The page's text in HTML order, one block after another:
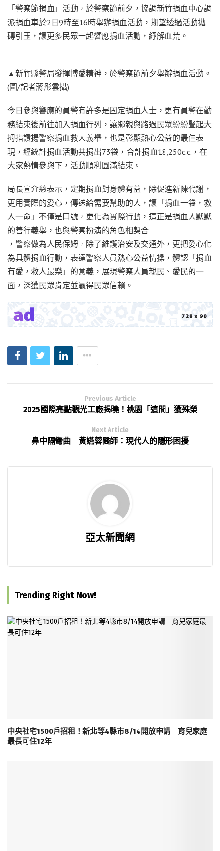
「警察節捐血」活動，於警察節前夕，協調新竹捐血中心調
派捐血車於2日9時至16時舉辦捐血活動，期望透過活動拋
磚引玉，讓更多民眾一起響應捐血活動，紓解血荒。
▲新竹縣警局發揮博愛精神，於警察節前夕舉辦捐血活動。
(圖/記者蔣彤雲攝)
今日參與響應的員警有許多是固定捐血人士，更有員警在勤
務結束後前往加入捐血行列，讓鄉親與路過民眾紛紛豎起大
拇指讚揚警察捐血救人義舉，也是彰顯熱心公益的最佳表
現，經統計捐血活動共捐出73袋，合計捐血18,250c.c.，在
大家熱情參與下，活動順利圓滿結束。
局長宣介慈表示，定期捐血對身體有益，除促進新陳代謝，
更用實際的愛心，傳送給需要幫助的人，讓「捐血一袋，救
人一命」不僅是口號，更化為實際行動，這正是捐血人默默
的善行義舉，也與警察扮演的角色相契合
，警察做為人民保姆，除了維護治安及交通外，更把愛心化
為具體捐血行動，表達警察人員熱心公益情操，體認「捐血
有愛，救人最樂」的意義，展現警察人員親民、愛民的一
面，深獲民眾肯定並贏得民眾信賴。
Previous Article
2025國際亮點觀光工廠揭曉！桃園「這間」獲殊榮
Next Article
鼻中隔彎曲 黃嬿蓉醫師：現代人的隱形困擾
亞太新聞網
Trending Right Now!
中央社宅1500戶招租！新北等4縣市8/14開放申請 育兒家庭
最長可住12年